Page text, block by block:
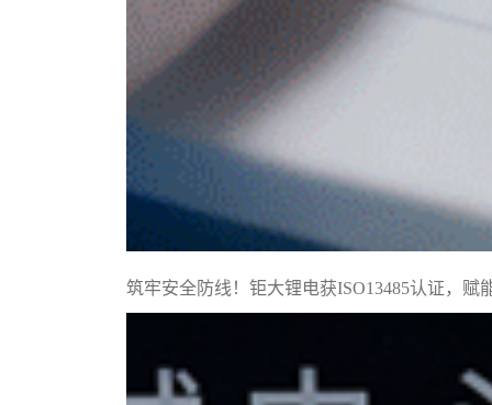
筑牢安全防线！钜大锂电获ISO13485认证，赋